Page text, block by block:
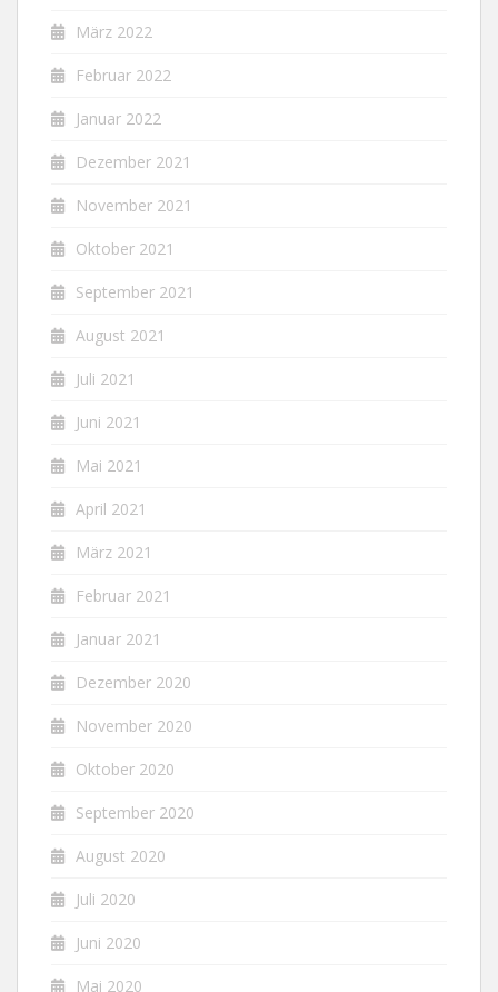
März 2022
Februar 2022
Januar 2022
Dezember 2021
November 2021
Oktober 2021
September 2021
August 2021
Juli 2021
Juni 2021
Mai 2021
April 2021
März 2021
Februar 2021
Januar 2021
Dezember 2020
November 2020
Oktober 2020
September 2020
August 2020
Juli 2020
Juni 2020
Mai 2020